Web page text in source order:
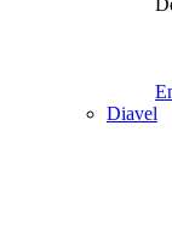
Diavel